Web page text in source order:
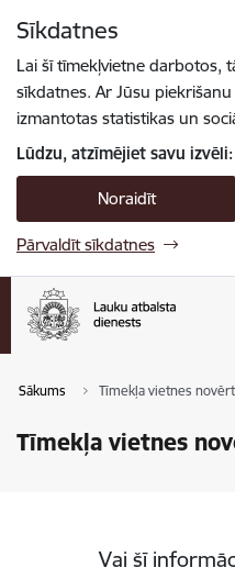
Sīkdatnes
Lai šī tīmekļvietne darbotos,
sīkdatnes. Ar Jūsu
izmantotas statistikas un
Lūdzu, atzīmējiet savu izvēli:
Noraidīt
Pārvaldīt sīkdatnes
Sākums Tīmekļa vietnes
Tīmekļa vietnes
Vai šī